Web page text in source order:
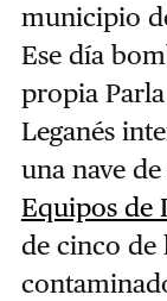
municipio
Ese día
propia
Leganés
una nave
Equipos de
de cinco de